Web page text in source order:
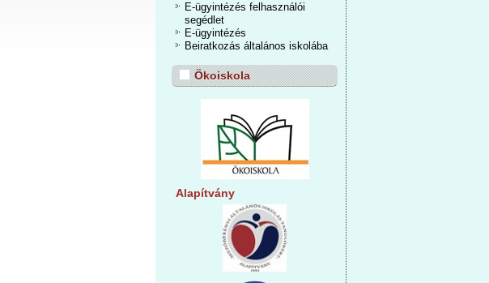
E-ügyintézés felhasználói
segédlet
E-ügyintézés
Beiratkozás általános iskolába
Ökoiskola
Alapítvány